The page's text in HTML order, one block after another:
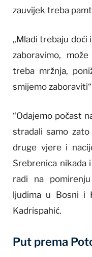
zauvijek treba
„Mladi trebaju doći
zaboravimo,
treba mržnja,
smijemo
“Odajemo počast
stradali samo
druge vjere i
Srebrenica nikada
radi na
ljudima u Bosni i
Kadrispahić.
Put prema